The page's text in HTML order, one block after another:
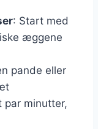
: Start med
æggene
pande eller
par minutter,